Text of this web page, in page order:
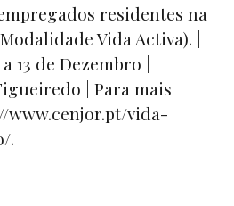
residentes na
Vida Activa). |
13 de Dezembro |
| Para mais
www.cenjor.pt/vida-
.